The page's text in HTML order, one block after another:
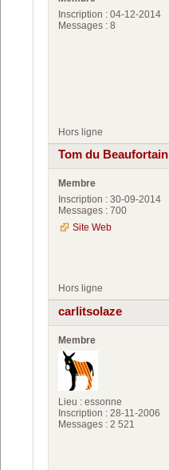
Inscription : 04-12-2014
Messages : 8
Hors ligne
Tom du Beaufortain
Membre
Inscription : 30-09-2014
Messages : 700
Site Web
Hors ligne
carlitsolaze
Membre
Lieu : essonne
Inscription : 28-11-2006
Messages : 2 521